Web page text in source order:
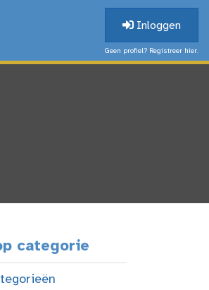
Inloggen
Geen profiel? Registreer hier.
categorie